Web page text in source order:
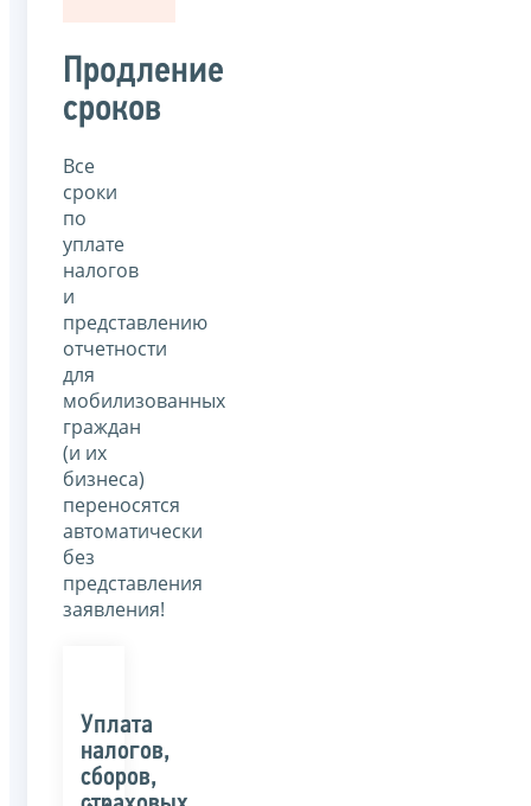
Продление
сроков
Все
сроки
по
уплате
налогов
и
представлению
отчетности
для
мобилизованных
граждан
(и их
бизнеса)
переносятся
автоматически
без
представления
заявления!
Уплата
налогов,
сборов,